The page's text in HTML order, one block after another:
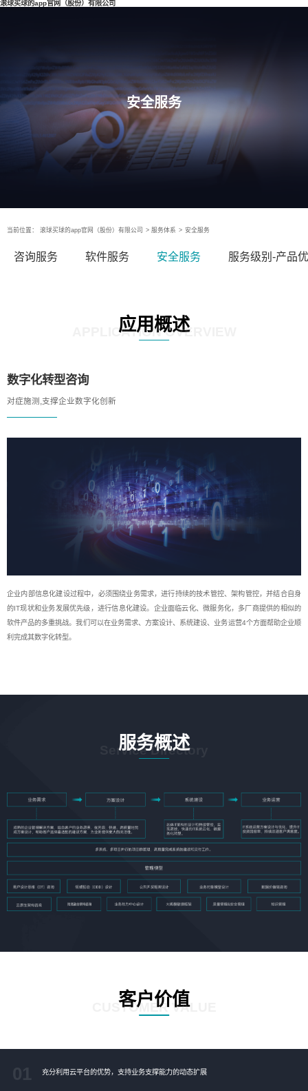
滚球买球的app官网（股份）有限公司
安全服务
当前位置： 滚球买球的app官网（股份）有限公司 > 服务体系 > 安全服务
咨询服务 软件服务 安全服务 服务级别-产品
应用概述
APPLICATION OVERVIEW
数字化转型咨询
对症施测,支撑企业数字化创新
企业内部信息化建设过程中，必须围绕业务需求，进行持续的技术管控、架构管控，并结合自身
的IT现状和业务发展优先级，进行信息化建设。企业面临云化、微服务化，多厂商提供的相似的
软件产品的多重挑战。我们可以在业务需求、方案设计、系统建设、业务运营4个方面帮助企业顺
利完成其数字化转型。
服务概述
Service Directory
客户价值
CUSTOMER VALUE
充分利用云平台的优势，支持业务支撑能力的动态扩展